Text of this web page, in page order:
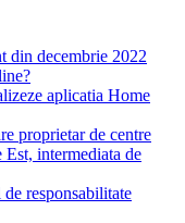
din decembrie 2022
aplicatia Home
proprietar de centre
intermediata de
responsabilitate